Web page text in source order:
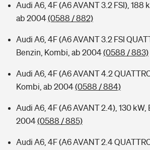
Audi A6, 4F (A6 AVANT 3.2 FSI), 188
ab 2004(0588 / 882)
Audi A6, 4F (A6 AVANT 3.2 FSI
Benzin, Kombi, ab 2004(0588 / 883)
Audi A6, 4F (A6 AVANT 4.2
Kombi, ab 2004(0588 / 884)
Audi A6, 4F (A6 AVANT 2.4), 130 kW,
2004(0588 / 885)
Audi A6, 4F (A6 AVANT 2.4